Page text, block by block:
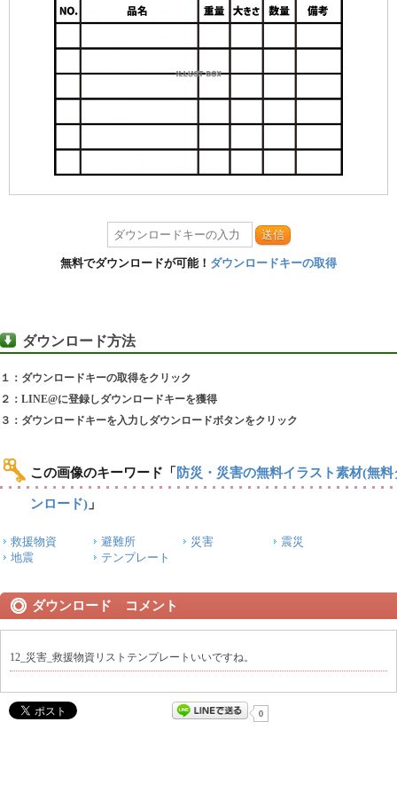
送信
無料でダウンロードが可能！ ダウンロードキーの取得
ダウンロード方法
１：ダウンロードキーの取得をクリック
２：LINE@に登録しダウンロードキーを獲得
３：ダウンロードキーを入力しダウンロードボタンをクリック
この画像のキーワード 「 防災・災害の無料イラスト素材(無料
ンロード) 」
救援物資 避難所 災害
震災
地震
テンプレート
ダウンロード コメント
12_災害_救援物資リストテンプレートいいですね。
0